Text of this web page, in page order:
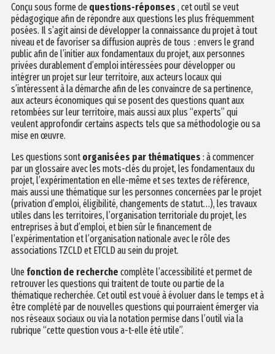
Conçu sous forme de questions-réponses , cet outil se veut
pédagogique afin de répondre aux questions les plus fréquemment
posées. Il s’agit ainsi de développer la connaissance du projet à tout
niveau et de favoriser sa diffusion auprès de tous : envers le grand
public afin de l’initier aux fondamentaux du projet, aux personnes
privées durablement d’emploi intéressées pour développer ou
intégrer un projet sur leur territoire, aux acteurs locaux qui
s’intéressent à la démarche afin de les convaincre de sa pertinence,
aux acteurs économiques qui se posent des questions quant aux
retombées sur leur territoire, mais aussi aux plus “experts” qui
veulent approfondir certains aspects tels que sa méthodologie ou sa
mise en œuvre.
Les questions sontorganisées par thématiques : à commencer
par un glossaire avec les mots-clés du projet, les fondamentaux du
projet, l’expérimentation en elle-même et ses textes de référence,
mais aussi une thématique sur les personnes concernées par le projet
(privation d’emploi, éligibilité, changements de statut…), les travaux
utiles dans les territoires, l’organisation territoriale du projet, les
entreprises à but d’emploi, et bien sûr le financement de
l’expérimentation et l’organisation nationale avec le rôle des
associations TZCLD et ETCLD au sein du projet.
Une fonction de recherche complète l’accessibilité et permet de
retrouver les questions qui traitent de toute ou partie de la
thématique recherchée. Cet outil est voué à évoluer dans le temps et à
être complété par de nouvelles questions qui pourraient émerger via
nos réseaux sociaux ou via la notation permise dans l’outil via la
rubrique “cette question vous a-t-elle été utile”.